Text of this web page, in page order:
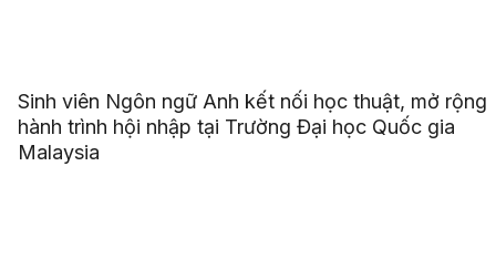
Sinh viên Ngôn ngữ Anh kết nối học thuật, mở rộng
hành trình hội nhập tại Trường Đại học Quốc gia
Malaysia